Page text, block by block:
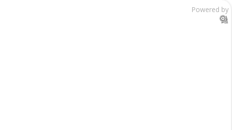
Powered by